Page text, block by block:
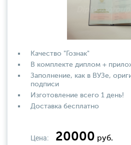
Качество "Гознак"
В комплекте диплом +
Заполнение, как в ВУЗе,
подписи
Изготовление всего 1 день!
Доставка бесплатно
Цена: 20000 руб.